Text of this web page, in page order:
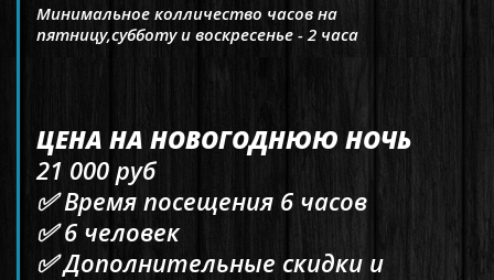
Минимальное колличество часов на
пятницу,субботу и воскресенье - 2 часа
ЦЕНА НА НОВОГОДНЮЮ НОЧЬ
21 000 руб
✅ Время посещения 6 часов
✅ 6 человек
✅ Дополнительные скидки и